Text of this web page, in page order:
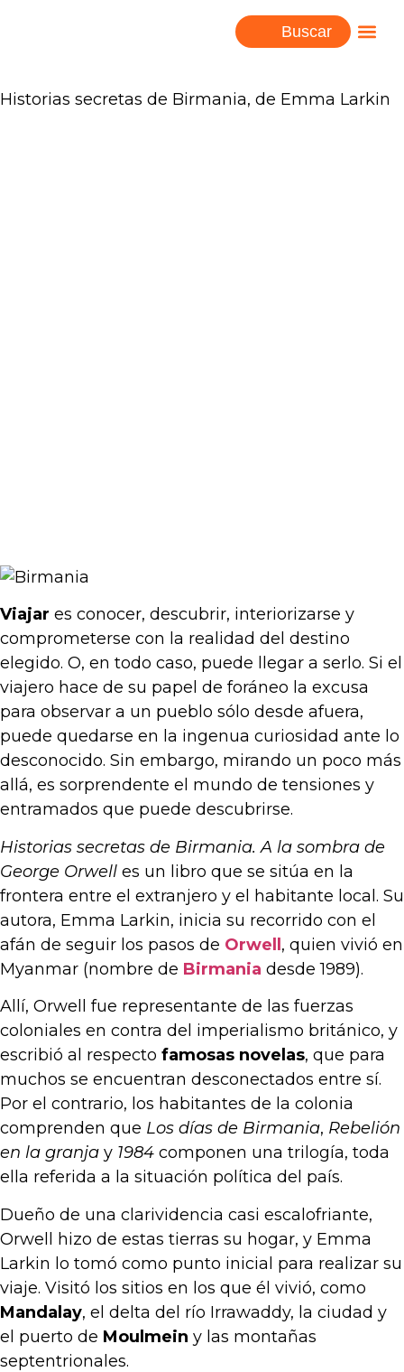
Buscar
Historias secretas de Birmania, de Emma Larkin
Viajar es conocer, descubrir, interiorizarse y
comprometerse con la realidad del destino
elegido. O, en todo caso, puede llegar a serlo. Si el
viajero hace de su papel de foráneo la excusa
para observar a un pueblo sólo desde afuera,
puede quedarse en la ingenua curiosidad ante lo
desconocido. Sin embargo, mirando un poco más
allá, es sorprendente el mundo de tensiones y
entramados que puede descubrirse.
Historias secretas de Birmania. A la sombra de
George Orwell es un libro que se sitúa en la
frontera entre el extranjero y el habitante local. Su
autora, Emma Larkin, inicia su recorrido con el
afán de seguir los pasos de Orwell , quien vivió en
Myanmar (nombre de Birmania desde 1989).
Allí, Orwell fue representante de las fuerzas
coloniales en contra del imperialismo británico, y
escribió al respecto famosas novelas, que para
muchos se encuentran desconectados entre sí.
Por el contrario, los habitantes de la colonia
comprenden que Los días de Birmania, Rebelión
en la granja y 1984 componen una trilogía, toda
ella referida a la situación política del país.
Dueño de una clarividencia casi escalofriante,
Orwell hizo de estas tierras su hogar, y Emma
Larkin lo tomó como punto inicial para realizar su
viaje. Visitó los sitios en los que él vivió, como
Mandalay, el delta del río Irrawaddy, la ciudad y
el puerto de Moulmein y las montañas
septentrionales.